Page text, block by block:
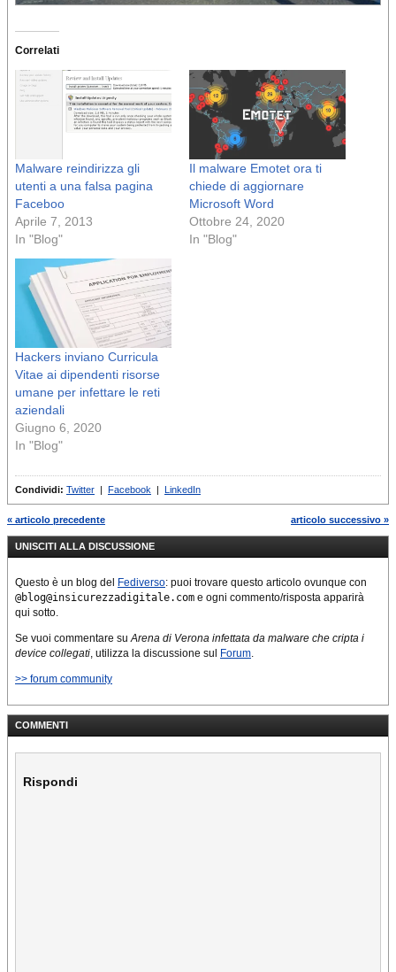
Correlati
Malware reindirizza gli
utenti a una falsa pagina
Faceboo
Aprile 7, 2013
In "Blog"
Il malware Emotet ora ti
chiede di aggiornare
Microsoft Word
Ottobre 24, 2020
In "Blog"
Hackers inviano Curricula
Vitae ai dipendenti risorse
umane per infettare le reti
aziendali
Giugno 6, 2020
In "Blog"
Condividi: Twitter Facebook LinkedIn
« articolo precedente articolo successivo »
UNISCITI ALLA DISCUSSIONE
Questo è un blog del Fediverso: puoi trovare questo articolo ovunque con
@blog@insicurezzadigitale.com e ogni commento/risposta apparirà
qui sotto.
Se vuoi commentare suArena di Verona infettata da malware che cripta i
device collegati, utilizza la discussione sul Forum.
>> forum community
COMMENTI
Rispondi